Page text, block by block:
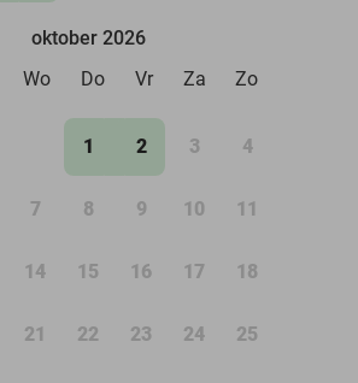
oktober 2026
Wo Do Vr Za Zo
1 2 3 4
7 8 9 10 11
14 15 16 17 18
21 22 23 24 25